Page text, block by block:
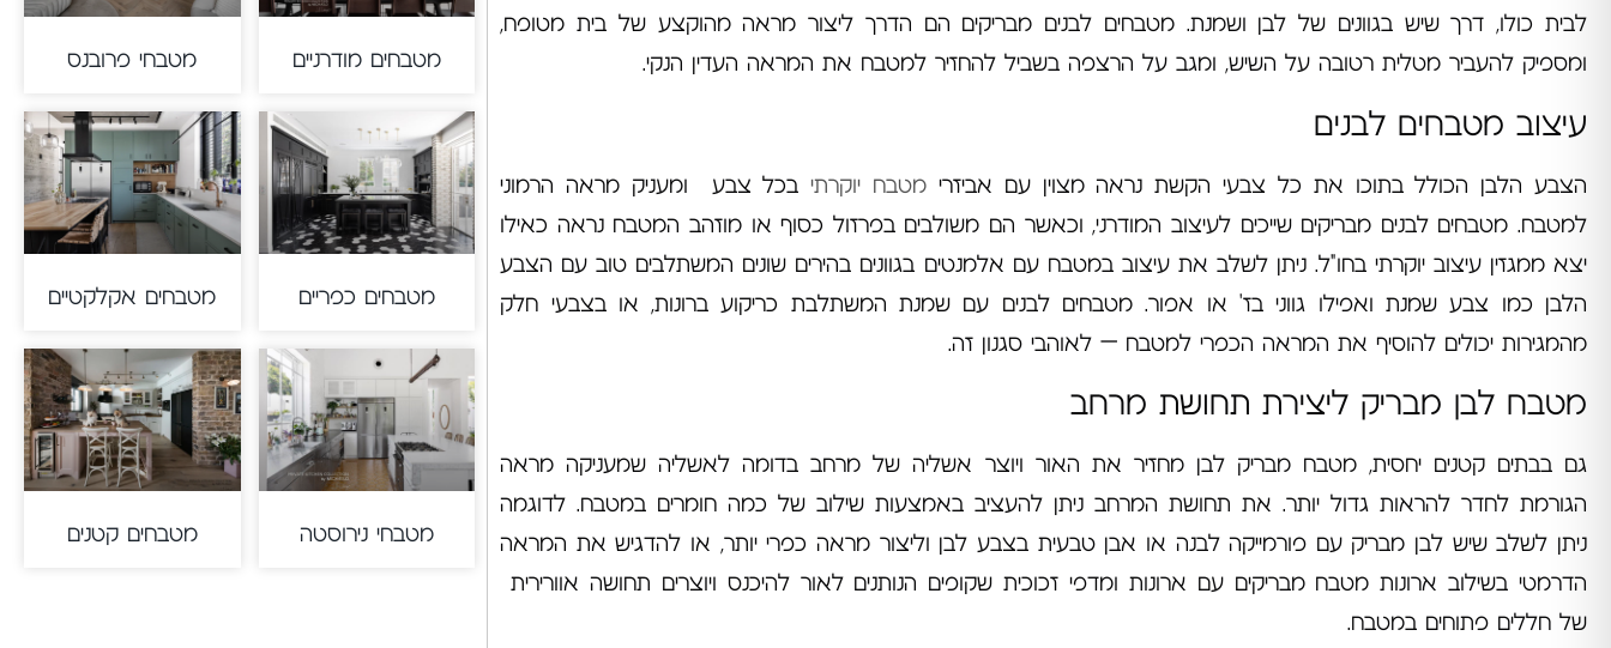
לבית כולו, דרך שיש בגוונים של לבן ושמנת. מטבחים לבנים מבריקים הם הדרך ליצור מראה מהוקצע של בית מטופח,
ומספיק להעביר מטלית רטובה על השיש, ומגב על הרצפה בשביל להחזיר למטבח את המראה העדין הנקי.
עיצוב מטבחים לבנים
הצבע הלבן הכולל בתוכו את כל צבעי הקשת נראה מצוין עם אביזרי מטבח יוקרתי בכל צבע ומעניק מראה הרמוני
למטבח. מטבחים לבנים מבריקים שייכים לעיצוב המודרני, וכאשר הם משולבים בפרזול כסוף או מוזהב המטבח נראה כאילו
יצא ממגזין עיצוב יוקרתי בחו"ל. ניתן לשלב את עיצוב במטבח עם אלמנטים בגוונים בהירים שונים המשתלבים טוב עם הצבע
הלבן כמו צבע שמנת ואפילו גווני בז' או אפור. מטבחים לבנים עם שמנת המשתלבת כריקוע ברונות, או בצבעי חלק
מהמגירות יכולים להוסיף את המראה הכפרי למטבח – לאוהבי סגנון זה.
מטבח לבן מבריק ליצירת תחושת מרחב
גם בבתים קטנים יחסית, מטבח מבריק לבן מחזיר את האור ויוצר אשליה של מרחב בדומה לאשליה שמעניקה מראה
הגורמת לחדר להראות גדול יותר. את תחושת המרחב ניתן להעציב באמצעות שילוב של כמה חומרים במטבח. לדוגמה
ניתן לשלב שיש לבן מבריק עם פורמייקה לבנה או אבן טבעית בצבע לבן וליצור מראה כפרי יותר, או להדגיש את המראה
הדרמטי בשילוב ארונות מטבח מבריקים עם ארונות ומדפי זכוכית שקופים הנותנים לאור להיכנס ויוצרים תחושה אוורירית
של חללים פתוחים במטבח.
מטבחים מודרניים מטבחי פרובנס
מטבחים כפריים מטבחים אקלקטיים
מטבחי נירוסטה מטבחים קטנים